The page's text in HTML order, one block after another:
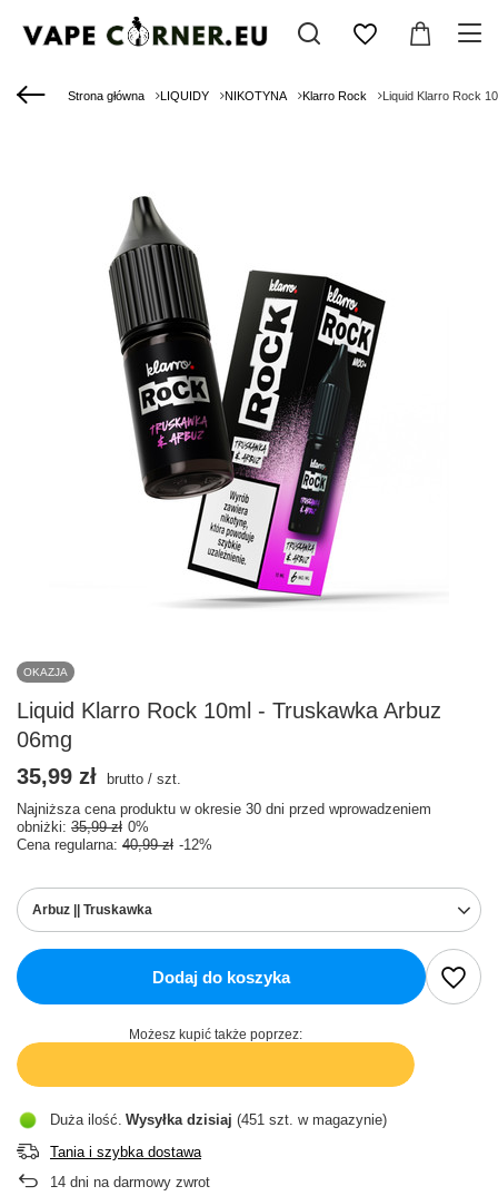
Strona główna LIQUIDY NIKOTYNA Klarro Rock Liquid Klarro Rock
OKAZJA
Liquid Klarro Rock 10ml - Truskawka Arbuz
06mg
Arbuz || Truskawka
35,99 zł brutto / szt.
Najniższa cena produktu w okresie 30 dni przed wprowadzeniem
obniżki: 35,99 zł 0%
Cena regularna: 40,99 zł -12%
Dodaj do koszyka
Możesz kupić także poprzez:
Duża ilość Wysyłka dzisiaj (451 szt. w magazynie)
Tania i szybka dostawa
14 dni na darmowy zwrot